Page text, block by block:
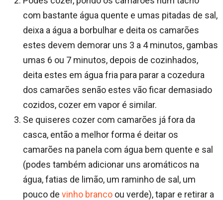
com bastante água quente e umas pitadas de sal,
deixa a água a borbulhar e deita os camarões
estes devem demorar uns 3 a 4 minutos, gambas
umas 6 ou 7 minutos, depois de cozinhados,
deita estes em água fria para parar a cozedura
dos camarões senão estes vão ficar demasiado
cozidos, cozer em vapor é similar.
Se quiseres cozer com camarões já fora da
casca, então a melhor forma é deitar os
camarões na panela com água bem quente e sal
(podes também adicionar uns aromáticos na
água, fatias de limão, um raminho de sal, um
pouco de vinho branco ou verde), tapar e retirar a